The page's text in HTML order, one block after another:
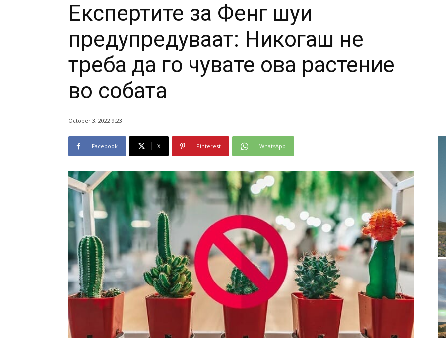
Експертите за Фенг шуи
предупредуваат: Никогаш не
треба да го чувате ова растение
во собата
October 3, 2022 9:23
Facebook X Pinterest WhatsApp